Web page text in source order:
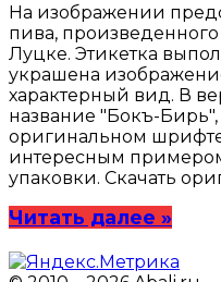
На изображении
пива,
Луцке. Этикетка
украшена
характерный вид. В
название "Бокъ-
оригинальном шрифте.
интересным
упаковки. Скачать
Читать далее »